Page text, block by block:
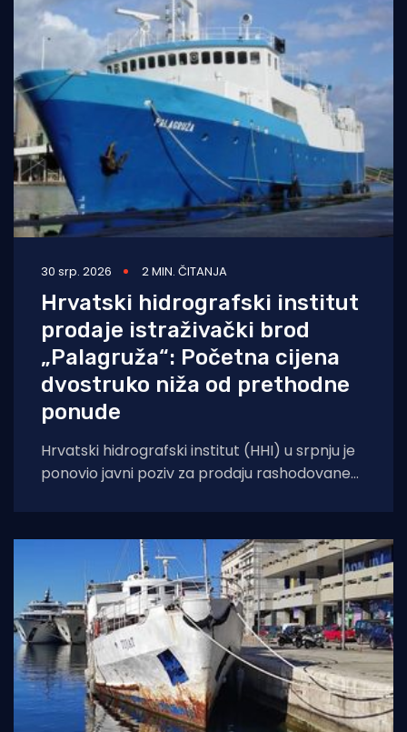
30 srp. 2026 2 MIN. ČITANJA
Hrvatski hidrografski institut
prodaje istraživački brod
„Palagruža“: Početna cijena
dvostruko niža od prethodne
ponude
Hrvatski hidrografski institut (HHI) u srpnju je
ponovio javni poziv za prodaju rashodovane